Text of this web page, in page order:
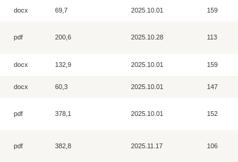
docx 69,7 2025.10.01 159
pdf 200,6 2025.10.28 113
docx 132,9 2025.10.01 159
docx 60,3 2025.10.01 147
pdf 378,1 2025.10.01 152
pdf 382,8 2025.11.17 106